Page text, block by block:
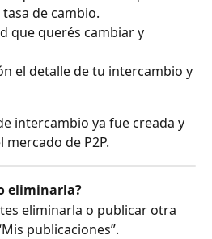
de cambio.
que querés cambiar y
el detalle de tu intercambio y
intercambio ya fue creada y
de P2P.
eliminarla?
eliminarla o publicar otra
publicaciones”.